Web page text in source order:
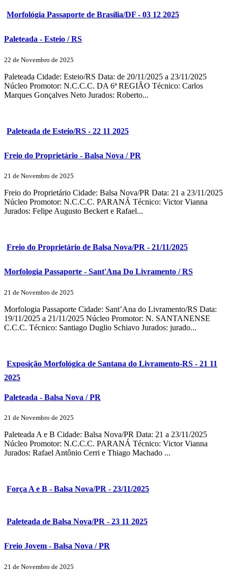
Morfológia Passaporte de Brasília/DF - 03 12 2025
Paleteada - Esteio / RS
22 de Novembro de 2025
Paleteada Cidade: Esteio/RS Data: de 20/11/2025 a 23/11/2025
Núcleo Promotor: N.C.C.C. DA 6ª REGIÃO Técnico: Carlos
Marques Gonçalves Neto Jurados: Roberto...
Paleteada de Esteio/RS - 22 11 2025
Freio do Proprietário - Balsa Nova / PR
21 de Novembro de 2025
Freio do Proprietário Cidade: Balsa Nova/PR Data: 21 a 23/11/2025
Núcleo Promotor: N.C.C.C. PARANÁ Técnico: Victor Vianna
Jurados: Felipe Augusto Beckert e Rafael...
Freio do Proprietário de Balsa Nova/PR - 21/11/2025
Morfologia Passaporte - Sant'Ana Do Livramento / RS
21 de Novembro de 2025
Morfologia Passaporte Cidade: Sant’Ana do Livramento/RS Data:
19/11/2025 a 21/11/2025 Núcleo Promotor: N. SANTANENSE
C.C.C. Técnico: Santiago Duglio Schiavo Jurados: jurado...
Exposição Morfológica de Santana do Livramento-RS - 21 11
2025
Paleteada - Balsa Nova / PR
21 de Novembro de 2025
Paleteada A e B Cidade: Balsa Nova/PR Data: 21 a 23/11/2025
Núcleo Promotor: N.C.C.C. PARANÁ Técnico: Victor Vianna
Jurados: Rafael Antônio Cerri e Thiago Machado ...
Força A e B - Balsa Nova/PR - 23/11/2025
Paleteada de Balsa Nova/PR - 23 11 2025
Freio Jovem - Balsa Nova / PR
21 de Novembro de 2025